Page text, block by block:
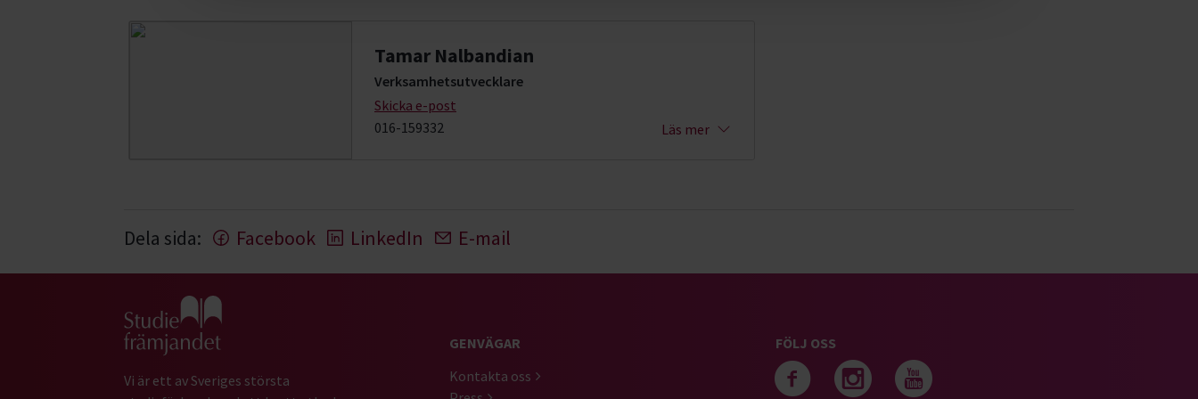
Tamar Nalbandian
Verksamhetsutvecklare
Skicka e-post
016-159332
Läs mer
Dela sida: Facebook LinkedIn E-mail
Gå till studiefrämjandets startsida
Vi är ett av Sveriges största
GENVÄGAR
Kontakta oss
FÖLJ OSS